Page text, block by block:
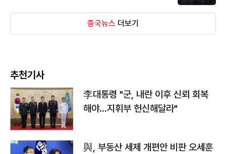
중국뉴스 더보기
추천기사
李대통령 "군, 내란 이후 신뢰 회복
해야…지휘부 헌신해달라"
與, 부동산 세제 개편안 비판 오세훈